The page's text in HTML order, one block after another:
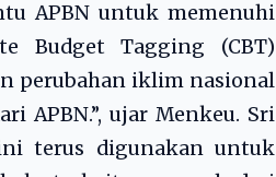
APBN untuk memenuhi
Budget Tagging (CBT)
perubahan iklim nasional
APBN.”, ujar Menkeu. Sri
terus digunakan untuk